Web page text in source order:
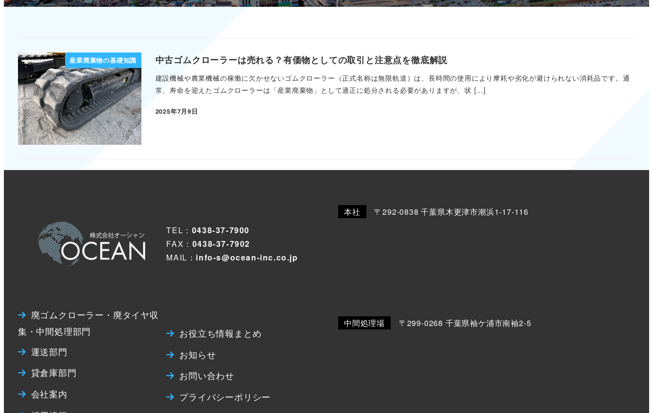
産業廃棄物の基礎知識 中古ゴムクローラーは売れる？有価物としての取引と注意点を徹底解説
建設機械や農業機械の稼働に欠かせないゴムクローラー（正式名称は無限軌道）は、長時間の使用により摩耗や劣化が避けられない消耗品です。通
常、寿命を迎えたゴムクローラーは「産業廃棄物」として適正に処分される必要がありますが、状 […]
2025年7月9日
TEL： 0438-37-7900
FAX： 0438-37-7902
MAIL： info-s@ocean-inc.co.jp
廃ゴムクローラー・廃タイヤ収
集・中間処理部門
運送部門
貸倉庫部門
会社案内
お役立ち情報まとめ
お知らせ
お問い合わせ
プライバシーポリシー
本社 〒292-0838 千葉県木更津市潮浜1-17-116
中間処理場 〒299-0268 千葉県袖ケ浦市南袖2-5